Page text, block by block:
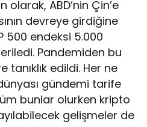
ABD’nin Çin’e
devreye girdiğine
500 endeksi 5.000
Pandemiden bu
edildi. Her ne
gündemi tarife
bunlar olurken kripto
gelişmeler de